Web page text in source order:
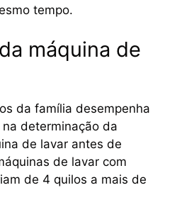
tempo.
máquina de
da família desempenha
determinação da
de lavar antes de
de lavar com
de 4 quilos a mais de